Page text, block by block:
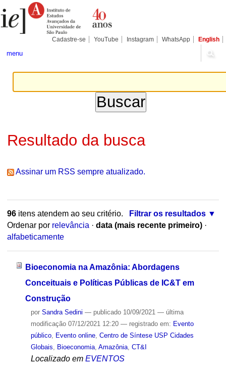
para
conteúdo.
Pessoais
Cadastre-se YouTube Instagram WhatsApp English
menu
Resultado da busca
Assinar um RSS sempre atualizado.
96itens atendem ao seu critério.
Filtrar os resultados
Ordenar por relevância · data (mais recente primeiro) ·
alfabeticamente
Bioeconomia na Amazônia: Abordagens
Conceituais e Políticas Públicas de IC&T em
Construção
por Sandra Sedini — publicado10/09/2021 — última
modificação07/12/2021 12:20 — registrado em: Evento
público, Evento online, Centro de Síntese USP Cidades
Globais
Bioeconomia, Amazônia, CT&I
Localizado em EVENTOS